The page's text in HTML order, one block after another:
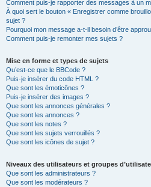
Comment puis-je rapporter des messages à un
À quoi sert le bouton « Enregistrer comme
sujet ?
Pourquoi mon message a-t-il besoin d’être
Comment puis-je remonter mes sujets ?
Mise en forme et types de sujets
Qu’est-ce que le BBCode ?
Puis-je insérer du code HTML ?
Que sont les émoticônes ?
Puis-je insérer des images ?
Que sont les annonces générales ?
Que sont les annonces ?
Que sont les notes ?
Que sont les sujets verrouillés ?
Que sont les icônes de sujet ?
Niveaux des utilisateurs et groupes
Que sont les administrateurs ?
Que sont les modérateurs ?